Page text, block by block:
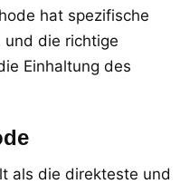
hat spezifische
und die richtige
Einhaltung des
als die direkteste und